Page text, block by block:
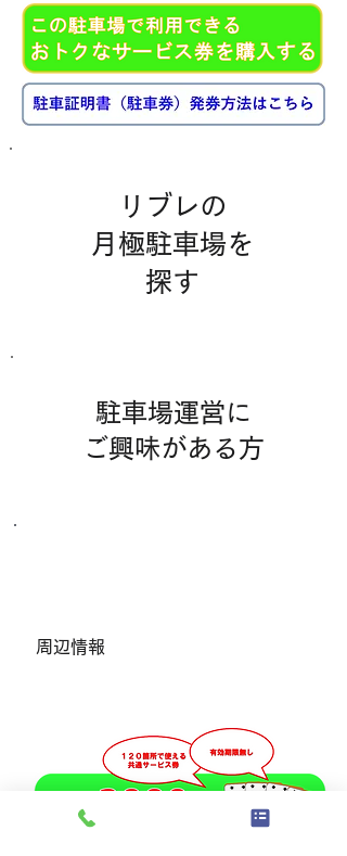
リブレの
月極駐車場を
​探す
駐車場運営に
​ご興味がある方
​周辺情報